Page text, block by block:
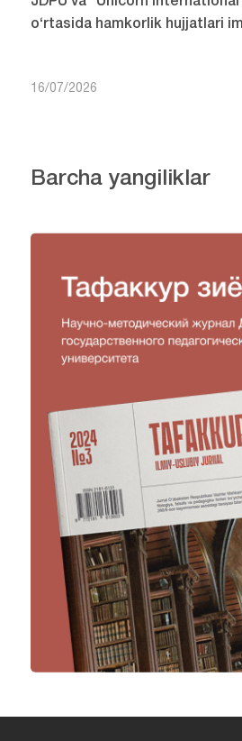
o‘rtasida hamkorlik hujjatlari
16/07/2026
Barcha yangiliklar